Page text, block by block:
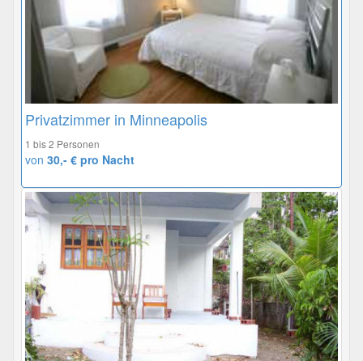
Privatzimmer in Minneapolis
1 bis 2 Personen
von 30,- € pro Nacht